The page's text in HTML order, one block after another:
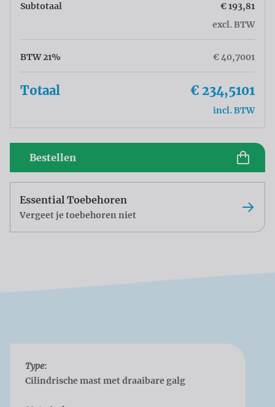
Subtotaal
€ 193,81
excl. BTW
BTW 21% € 40,7001
Totaal € 234,5101
incl. BTW
Bestellen
Essential Toebehoren
Vergeet je toebehoren niet
Type:
Cilindrische mast met draaibare galg